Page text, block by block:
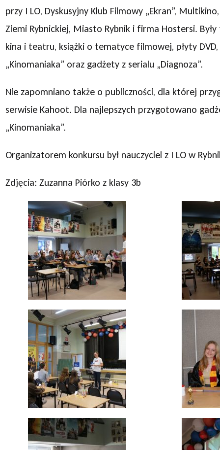
przy I LO, Dyskusyjny Klub Filmowy „Ekran”,
Ziemi Rybnickiej, Miasto Rybnik i firma Hostersi.
kina i teatru, książki o tematyce filmowej, płyty
„Kinomaniaka” oraz gadżety z serialu „Diagnoza”.
Nie zapomniano także o publiczności, dla której
serwisie Kahoot. Dla najlepszych przygotowano
„Kinomaniaka”.
Organizatorem konkursu był nauczyciel z I LO w
Zdjęcia: Zuzanna Piórko z klasy 3b